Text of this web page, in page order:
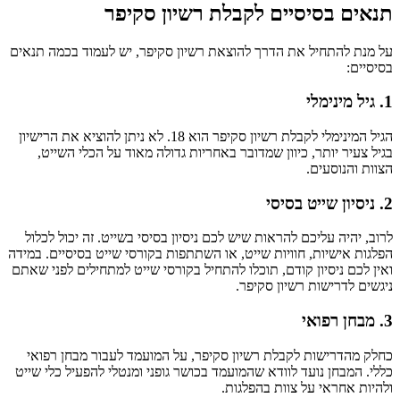
תנאים בסיסיים לקבלת רשיון סקיפר
על מנת להתחיל את הדרך להוצאת רשיון סקיפר, יש לעמוד בכמה תנאים
בסיסיים:
1. גיל מינימלי
הגיל המינימלי לקבלת רשיון סקיפר הוא 18. לא ניתן להוציא את הרישיון
בגיל צעיר יותר, כיוון שמדובר באחריות גדולה מאוד על הכלי השייט,
הצוות והנוסעים.
2. ניסיון שייט בסיסי
לרוב, יהיה עליכם להראות שיש לכם ניסיון בסיסי בשייט. זה יכול לכלול
הפלגות אישיות, חוויות שייט, או השתתפות בקורסי שייט בסיסיים. במידה
ואין לכם ניסיון קודם, תוכלו להתחיל בקורסי שייט למתחילים לפני שאתם
ניגשים לדרישות רשיון סקיפר.
3. מבחן רפואי
כחלק מהדרישות לקבלת רשיון סקיפר, על המועמד לעבור מבחן רפואי
כללי. המבחן נועד לוודא שהמועמד בכושר גופני ומנטלי להפעיל כלי שייט
ולהיות אחראי על צוות בהפלגות.